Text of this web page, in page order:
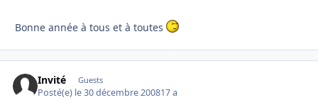
Bonne année à tous et à toutes
Invité Guests
Posté(e) le 30 décembre 200817 a